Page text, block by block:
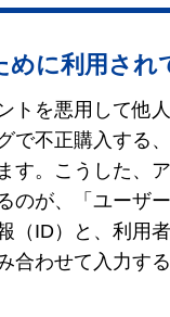
に利用され
トを悪用して他
で不正購入する
す。こうした、
のが、「ユーザ
（ID）と、利用
合わせて入力す